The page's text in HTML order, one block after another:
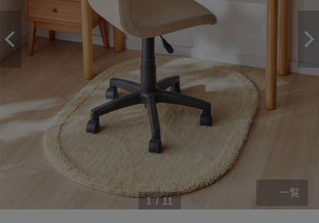
1 / 11
一覧
ステージが上がれば送料無料・返品引取無料！